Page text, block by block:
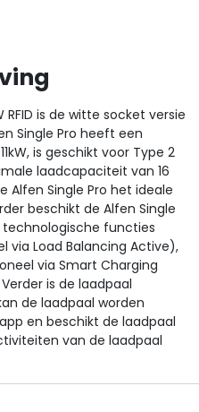
RFID is de witte socket versie
Single Pro heeft een
is geschikt voor Type 2
laadcapaciteit van 16
Alfen Single Pro het ideale
beschikt de Alfen Single
technologische functies
via Load Balancing Active),
via Smart Charging
is de laadpaal
de laadpaal worden
en beschikt de laadpaal
van de laadpaal